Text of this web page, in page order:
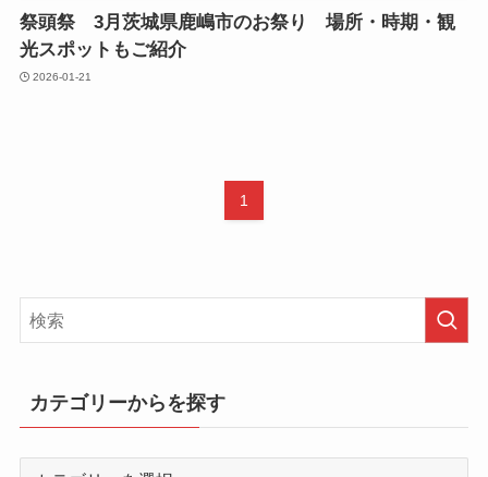
祭頭祭 3月茨城県鹿嶋市のお祭り 場所・時期・観
光スポットもご紹介
2026-01-21
1
カテゴリーからを探す